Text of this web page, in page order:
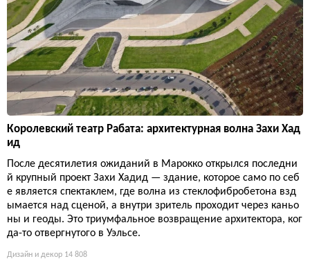
Королевский театр Рабата: архитектурная волна Захи Хад
ид
После десятилетия ожиданий в Марокко открылся последни
й крупный проект Захи Хадид — здание, которое само по себ
е является спектаклем, где волна из стеклофибробетона взд
ымается над сценой, а внутри зритель проходит через каньо
ны и геоды. Это триумфальное возвращение архитектора, ког
да-то отвергнутого в Уэльсе.
Дизайн и декор 14 808